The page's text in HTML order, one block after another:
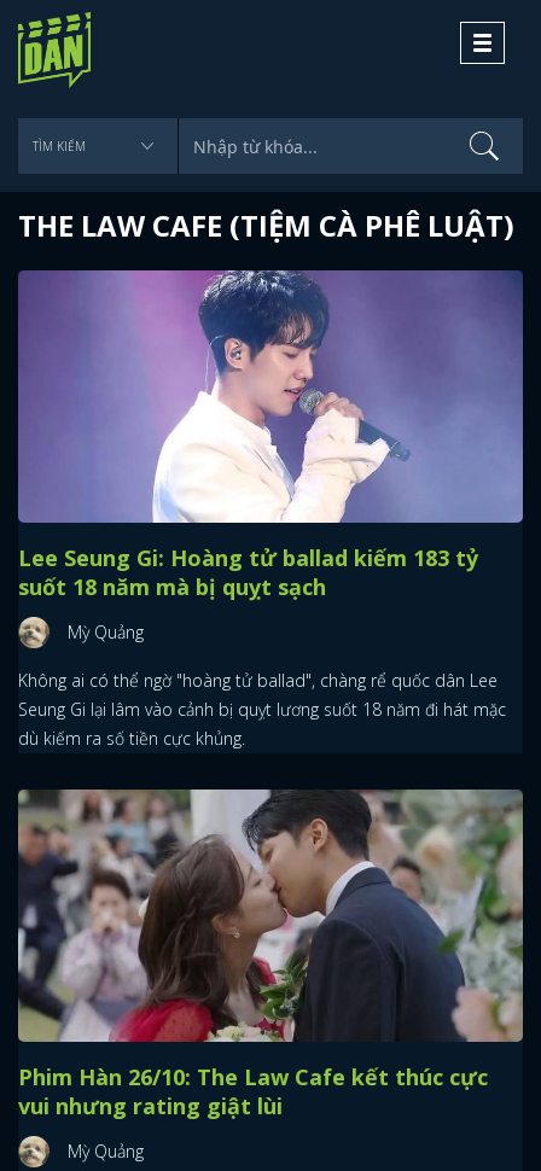
Toggle
THE LAW CAFE (TIỆM CÀ PHÊ LUẬT)
Lee Seung Gi: Hoàng tử ballad kiếm 183 tỷ
suốt 18 năm mà bị quỵt sạch
Mỳ Quảng
Không ai có thể ngờ "hoàng tử ballad", chàng rể quốc dân Lee
Seung Gi lại lâm vào cảnh bị quỵt lương suốt 18 năm đi hát mặc
dù kiếm ra số tiền cực khủng.
Phim Hàn 26/10: The Law Cafe kết thúc cực
vui nhưng rating giật lùi
Mỳ Quảng